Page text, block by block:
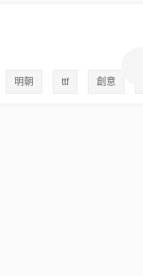
明朝 ttf 創意